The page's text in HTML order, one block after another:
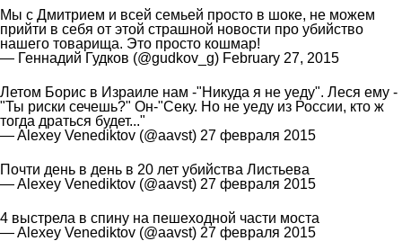
Мы с Дмитрием и всей семьей просто в шоке, не можем
прийти в себя от этой страшной новости про убийство
нашего товарища. Это просто кошмар!
— Геннадий Гудков (@gudkov_g) February 27, 2015
Летом Борис в Израиле нам -"Никуда я не уеду". Леся ему -
"Ты риски сечешь?" Он-"Секу. Но не уеду из России, кто ж
тогда драться будет..."
— Alexey Venediktov (@aavst) 27 февраля 2015
Почти день в день в 20 лет убийства Листьева
— Alexey Venediktov (@aavst) 27 февраля 2015
4 выстрела в спину на пешеходной части моста
— Alexey Venediktov (@aavst) 27 февраля 2015